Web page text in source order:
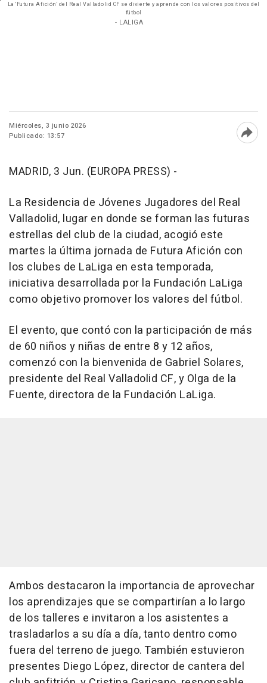
La 'Futura Afición' del Real Valladolid CF se divierte y aprende con los valores positivos del
fútbol
- LALIGA
Miércoles, 3 junio 2026
Publicado: 13:57
MADRID, 3 Jun. (EUROPA PRESS) -
La Residencia de Jóvenes Jugadores del Real
Valladolid, lugar en donde se forman las futuras
estrellas del club de la ciudad, acogió este
martes la última jornada de Futura Afición con
los clubes de LaLiga en esta temporada,
iniciativa desarrollada por la Fundación LaLiga
como objetivo promover los valores del fútbol.
El evento, que contó con la participación de más
de 60 niños y niñas de entre 8 y 12 años,
comenzó con la bienvenida de Gabriel Solares,
presidente del Real Valladolid CF, y Olga de la
Fuente, directora de la Fundación LaLiga.
Ambos destacaron la importancia de aprovechar
los aprendizajes que se compartirían a lo largo
de los talleres e invitaron a los asistentes a
trasladarlos a su día a día, tanto dentro como
fuera del terreno de juego. También estuvieron
presentes Diego López, director de cantera del